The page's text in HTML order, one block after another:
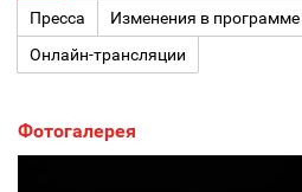
Пресса
Изменения в программе
Онлайн-трансляции
Фотогалерея